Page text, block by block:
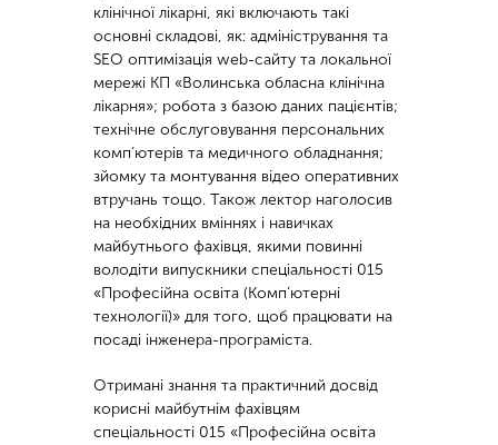
клінічної лікарні, які включають такі
основні складові, як: адміністрування та
SEO оптимізація web-сайту та локальної
мережі КП «Волинська обласна клінічна
лікарня»; робота з базою даних пацієнтів;
технічне обслуговування персональних
комп’ютерів та медичного обладнання;
зйомку та монтування відео оперативних
втручань тощо. Також лектор наголосив
на необхідних вміннях і навичках
майбутнього фахівця, якими повинні
володіти випускники спеціальності 015
«Професійна освіта (Комп’ютерні
технології)» для того, щоб працювати на
посаді інженера-програміста.
Отримані знання та практичний досвід
корисні майбутнім фахівцям
спеціальності 015 «Професійна освіта